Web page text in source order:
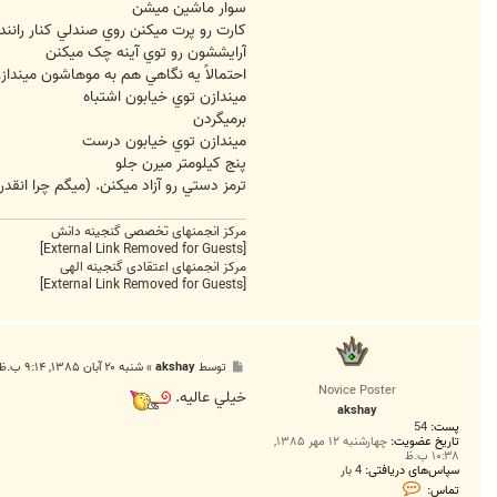
سوار ماشين ميشن
کارت رو پرت ميکنن روي صندلي کنار
آرايششون رو توي آينه چک ميکنن
احتمالاً يه نگاهي هم به موهاشون
ميندازن توي خيابون اشتباه
برميگردن
ميندازن توي خيابون درست
پنج کيلومتر ميرن جلو
ترمز دستي رو آزاد ميکنن. (ميگم چرا
مرکز انجمنهای تخصصی گنجینه دانش
[External Link Removed for Guests]
مرکز انجمنهای اعتقادی گنجینه الهی
[External Link Removed for Guests]
Novice Poster
akshay
پست: 54
تاریخ عضویت: چهارشنبه ۱۲ مهر ۱۳۸۵,
۱۰:۳۸ ب.ظ
سپاس‌های دریافتی: 4 بار
تماس:
ت
ت
توسطakshay
»شنبه ۲۰ آبان ۱۳۸۵, ۹:۱۴ ب.ظ
خيلي عاليه.